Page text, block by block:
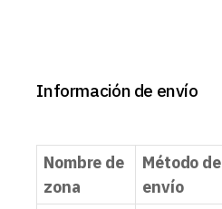
Información de envío
Nombre de
zona
Método de
envío